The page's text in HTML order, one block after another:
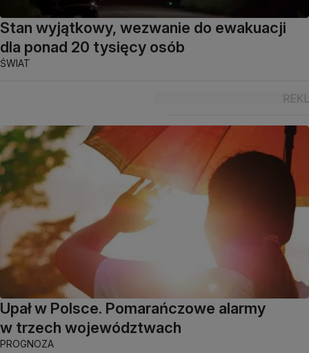
Stan wyjątkowy, wezwanie do ewakuacji
dla ponad 20 tysięcy osób
ŚWIAT
Upał w Polsce. Pomarańczowe alarmy
w trzech województwach
PROGNOZA